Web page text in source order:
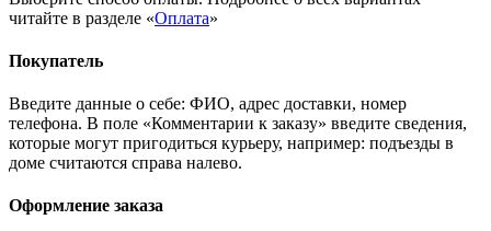
читайте в разделе «Оплата»
Покупатель
Введите данные о себе: ФИО, адрес доставки, номер
телефона. В поле «Комментарии к заказу» введите сведения,
которые могут пригодиться курьеру, например: подъезды в
доме считаются справа налево.
Оформление заказа